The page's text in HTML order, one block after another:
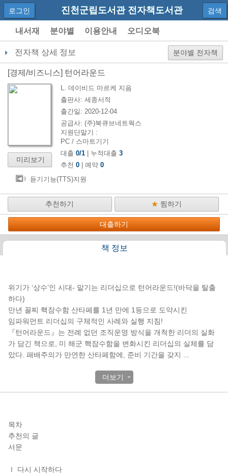
진천군립도서관 전자책도서관
로그인 검색
내서재 분야별 이용안내 오디오북
전자책 상세 정보 분야별 전자책
[경제/비즈니스] 턴어라운드
미리보기
L. 데이비드 마르케 지음
출판사: 세종서적
출간일: 2020-12-04
공급사: (주)북큐브네트웍스
지원단말기 :
PC / 스마트기기
대출 0/1 | 누적대출 3
추천 0 | 예약 0
듣기기능(TTS)지원
추천하기 ★ 찜하기
대출하기
책 정보
위기가 ‘상수’인 시대- 맡기는 리더십으로 턴어라운드!(바닥을 탈출
하다)
만년 꼴찌 핵잠수함 산타페를 1년 만에 1등으로 도약시킨
임파워먼트 리더십의 구체적인 사례와 실행 지침!
『턴어라운드』는 전례 없던 조직운영 방식을 개척한 리더의 실화
가 담긴 책으로, 미 해군 핵잠수함을 변화시킨 리더십의 실체를 담
았다. 패배주의가 만연한 산타페함에, 준비 기간을 갖지
더보기
목차
추천의 글
서문
Ⅰ 다시 시작하다